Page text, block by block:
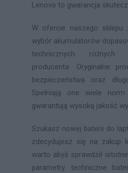
Lenovo to gwarancja
W ofercie naszego sklepu
wybór akumulatorów
technicznych różnych
producenta. Oryginalne
bezpieczeństwa oraz
Spełniają one wiele
gwarantują wysoką jakość
Szukasz nowej baterii do
zdecydujesz się na zakup
warto abyś sprawdził
parametry techniczne